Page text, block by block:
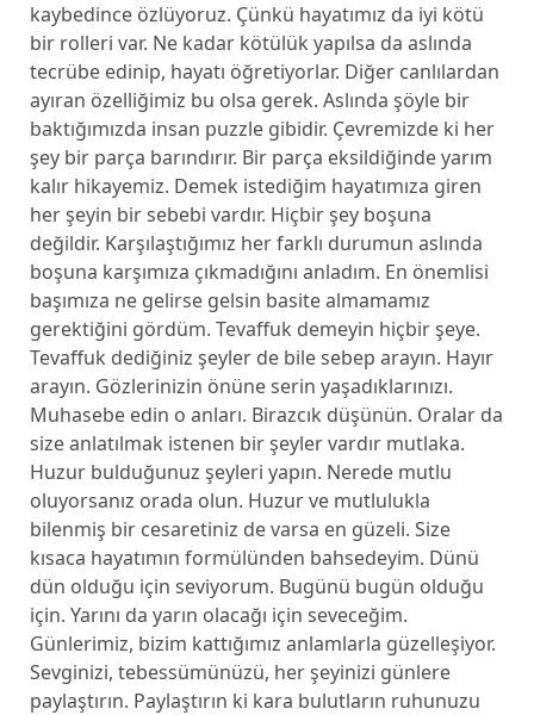
kaybedince özlüyoruz. Çünkü hayatımız da iyi kötü
bir rolleri var. Ne kadar kötülük yapılsa da aslında
tecrübe edinip, hayatı öğretiyorlar. Diğer canlılardan
ayıran özelliğimiz bu olsa gerek. Aslında şöyle bir
baktığımızda insan puzzle gibidir. Çevremizde ki her
şey bir parça barındırır. Bir parça eksildiğinde yarım
kalır hikayemiz. Demek istediğim hayatımıza giren
her şeyin bir sebebi vardır. Hiçbir şey boşuna
değildir. Karşılaştığımız her farklı durumun aslında
boşuna karşımıza çıkmadığını anladım. En önemlisi
başımıza ne gelirse gelsin basite almamamız
gerektiğini gördüm. Tevaffuk demeyin hiçbir şeye.
Tevaffuk dediğiniz şeyler de bile sebep arayın. Hayır
arayın. Gözlerinizin önüne serin yaşadıklarınızı.
Muhasebe edin o anları. Birazcık düşünün. Oralar da
size anlatılmak istenen bir şeyler vardır mutlaka.
Huzur bulduğunuz şeyleri yapın. Nerede mutlu
oluyorsanız orada olun. Huzur ve mutlulukla
bilenmiş bir cesaretiniz de varsa en güzeli. Size
kısaca hayatımın formülünden bahsedeyim. Dünü
dün olduğu için seviyorum. Bugünü bugün olduğu
için. Yarını da yarın olacağı için seveceğim.
Günlerimiz, bizim kattığımız anlamlarla güzelleşiyor.
Sevginizi, tebessümünüzü, her şeyinizi günlere
paylaştırın. Paylaştırın ki kara bulutların ruhunuzu